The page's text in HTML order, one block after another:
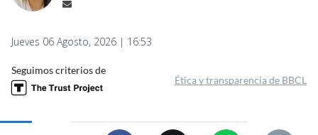
Jueves 06 Agosto, 2026 | 16:53
Seguimos criterios de
Ética y transparencia de BBCL